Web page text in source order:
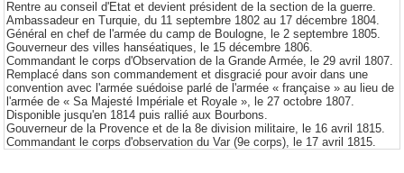
Rentre au conseil d'Etat et devient président de la section de la guerre.
Ambassadeur en Turquie, du 11 septembre 1802 au 17 décembre 1804.
Général en chef de l'armée du camp de Boulogne, le 2 septembre 1805.
Gouverneur des villes hanséatiques, le 15 décembre 1806.
Commandant le corps d'Observation de la Grande Armée, le 29 avril 1807.
Remplacé dans son commandement et disgracié pour avoir dans une
convention avec l'armée suédoise parlé de l'armée « française » au lieu de
l'armée de « Sa Majesté Impériale et Royale », le 27 octobre 1807.
Disponible jusqu'en 1814 puis rallié aux Bourbons.
Gouverneur de la Provence et de la 8e division militaire, le 16 avril 1815.
Commandant le corps d'observation du Var (9e corps), le 17 avril 1815.